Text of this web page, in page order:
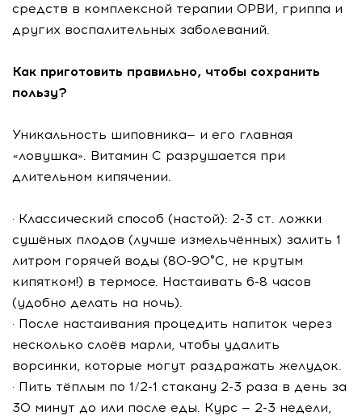
средств в комплексной терапии ОРВИ, гриппа и
других воспалительных заболеваний.
Как приготовить правильно, чтобы сохранить
пользу?
Уникальность шиповника— и его главная
«ловушка». Витамин С разрушается при
длительном кипячении.
· Классический способ (настой): 2-3 ст. ложки
сушёных плодов (лучше измельчённых) залить 1
литром горячей воды (80-90°C, не крутым
кипятком!) в термосе. Настаивать 6-8 часов
(удобно делать на ночь).
· После настаивания процедить напиток через
несколько слоёв марли, чтобы удалить
ворсинки, которые могут раздражать желудок.
· Пить тёплым по 1/2-1 стакану 2-3 раза в день за
30 минут до или после еды. Курс — 2-3 недели,